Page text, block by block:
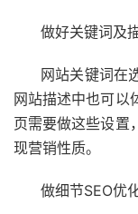
做好关键词及
网站关键词在
网站描述中也可以
页需要做这些设置
现营销性质。
做细节SEO优